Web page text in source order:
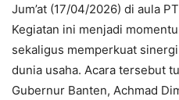
Jum’at (17/04/2026) di aula
Kegiatan ini menjadi
sekaligus memperkuat
dunia usaha. Acara tersebut
Gubernur Banten, Achmad